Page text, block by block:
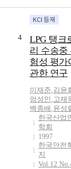
4
LPG 탱크
리 수송중
험성 평가
관한 연구
이재준,김윤
엄성인 ,고재
백종배 ,윤성
한국산업
학회
1997
한국안전
지
Vol.12